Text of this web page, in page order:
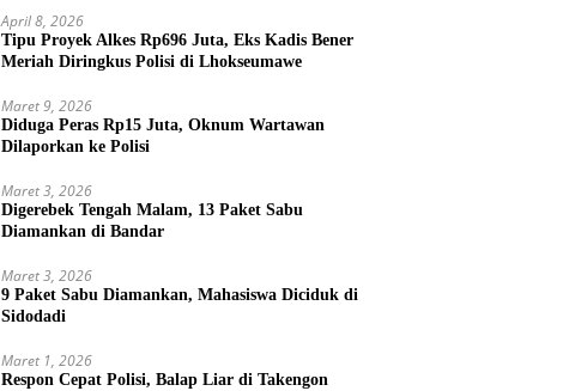
April 8, 2026
Tipu Proyek Alkes Rp696 Juta, Eks Kadis Bener
Meriah Diringkus Polisi di Lhokseumawe
Maret 9, 2026
Diduga Peras Rp15 Juta, Oknum Wartawan
Dilaporkan ke Polisi
Maret 3, 2026
Digerebek Tengah Malam, 13 Paket Sabu
Diamankan di Bandar
Maret 3, 2026
9 Paket Sabu Diamankan, Mahasiswa Diciduk di
Sidodadi
Maret 1, 2026
Respon Cepat Polisi, Balap Liar di Takengon